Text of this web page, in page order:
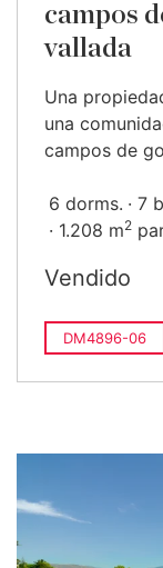
campos
vallada
Una
una
campos de
6 dorms. 7
1.208 m2
Vendido
DM4896-06